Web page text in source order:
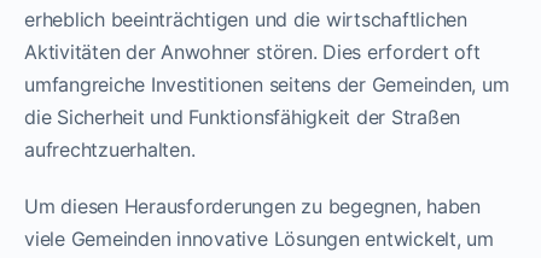
erheblich beeinträchtigen und die wirtschaftlichen
Aktivitäten der Anwohner stören. Dies erfordert oft
umfangreiche Investitionen seitens der Gemeinden, um
die Sicherheit und Funktionsfähigkeit der Straßen
aufrechtzuerhalten.
Um diesen Herausforderungen zu begegnen, haben
viele Gemeinden innovative Lösungen entwickelt, um